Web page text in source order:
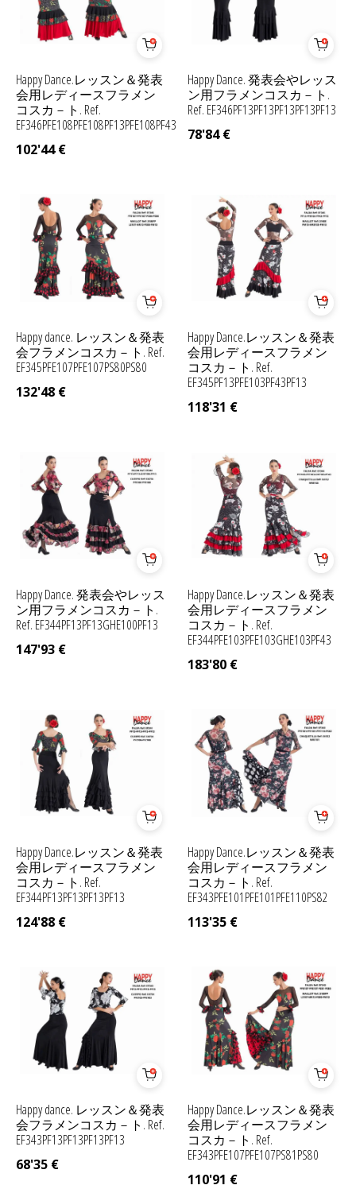
Happy Dance.レッスン＆発表
会用レディースフラメン
コスカ－ト. Ref.
EF346PFE108PFE108PF13PFE108PF43
102'44€
Happy Dance. 発表会やレッス
ン用フラメンコスカ－ト.
Ref. EF346PF13PF13PF13PF13PF13
78'84€
Happy dance. レッスン＆発表
会フラメンコスカ－ト. Ref.
EF345PFE107PFE107PS80PS80
132'48 €
Happy Dance.レッスン＆発表
会用レディースフラメン
コスカ－ト. Ref.
EF345PF13PFE103PF43PF13
118'31 €
Happy Dance. 発表会やレッス
ン用フラメンコスカ－ト.
Ref. EF344PF13PF13GHE100PF13
147'93 €
Happy Dance.レッスン＆発表
会用レディースフラメン
コスカ－ト. Ref.
EF344PFE103PFE103GHE103PF43
183'80 €
Happy Dance.レッスン＆発表
会用レディースフラメン
コスカ－ト. Ref.
EF344PF13PF13PF13PF13
124'88 €
Happy Dance.レッスン＆発表
会用レディースフラメン
コスカ－ト. Ref.
EF343PFE101PFE101PFE110PS82
113'35 €
Happy dance. レッスン＆発表
会フラメンコスカ－ト. Ref.
EF343PF13PF13PF13PF13
68'35 €
Happy Dance.レッスン＆発表
会用レディースフラメン
コスカ－ト. Ref.
EF343PFE107PFE107PS81PS80
110'91 €